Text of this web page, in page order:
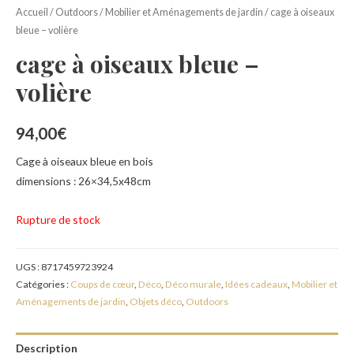
Accueil / Outdoors/ Mobilier et Aménagements de jardin / cage à oiseaux
bleue – volière
cage à oiseaux bleue –
volière
94,00€
Cage à oiseaux bleue en bois
dimensions : 26×34,5x48cm
Rupture de stock
UGS : 8717459723924
Catégories : Coups de cœur, Déco Déco murale Idées cadeaux Mobilier et
Aménagements de jardin Objets déco Outdoors
Description